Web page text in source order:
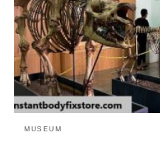
MUSEUM